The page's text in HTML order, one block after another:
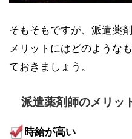
そもそもですが、派遣薬
メリットにはどのような
ておきましょう。
派遣薬剤師のメリッ
時給が高い